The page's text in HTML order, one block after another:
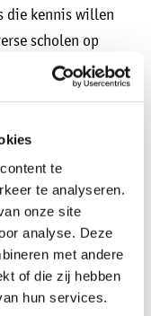
te
te analyseren.
onze site
analyse. Deze
met andere
of die zij hebben
hun services.
die kennis willen
scholen op
team heeft
enthousiast
terug naar hun
gegeven dat